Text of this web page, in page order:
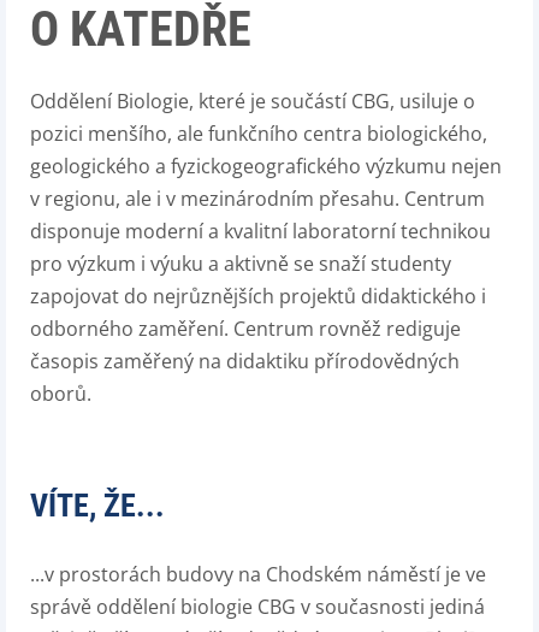
O KATEDŘE
Oddělení Biologie, které je součástí CBG, usiluje o
pozici menšího, ale funkčního centra biologického,
geologického a fyzickogeografického výzkumu nejen
v regionu, ale i v mezinárodním přesahu. Centrum
disponuje moderní a kvalitní laboratorní technikou
pro výzkum i výuku a aktivně se snaží studenty
zapojovat do nejrůznějších projektů didaktického i
odborného zaměření. Centrum rovněž rediguje
časopis zaměřený na didaktiku přírodovědných
oborů.
VÍTE, ŽE...
...v prostorách budovy na Chodském náměstí je ve
správě oddělení biologie CBG v současnosti jediná